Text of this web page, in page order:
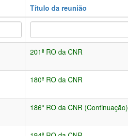
Título da reunião
201ª RO da CNR
180ª RO da CNR
186ª RO da CNR (Continuação)